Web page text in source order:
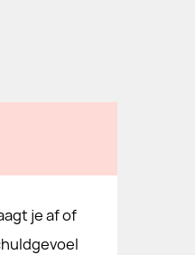
je af of